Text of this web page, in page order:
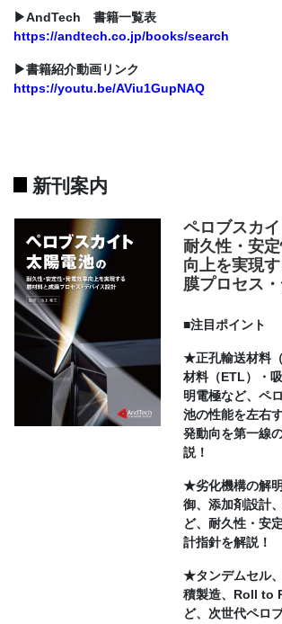
▶AndTech 書籍一覧表
https://andtech.co.jp/books/search
▶書籍紹介動画リンク
https://youtu.be/AViu1GupNAQ
新刊案内
ペロブスカ
耐久性・安
向上を実現
膜プロセス
■注目ポイント
★正孔輸送材料
材料（ETL）・
明電極など、ペ
池の性能を左右
発動向を第一線
説！
★劣化機構の解
御、添加剤設計
ど、耐久性・安
計指針を解説！
★タンデムセル
積製造、Roll to
ど、次世代ペロ